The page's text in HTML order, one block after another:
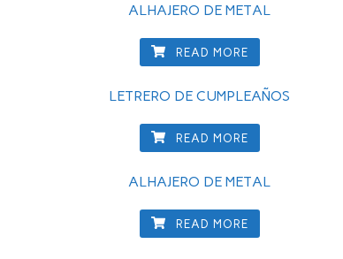
ALHAJERO DE METAL
READ MORE
LETRERO DE CUMPLEAÑOS
READ MORE
ALHAJERO DE METAL
READ MORE